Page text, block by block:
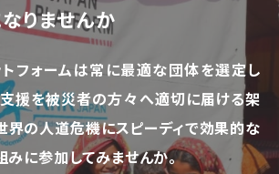
りませんか
トフォームは常に最適な団体を選定し
援を被災者の方々へ適切に届ける架
界の人道危機にスピーディで効果的な
に参加してみませんか。